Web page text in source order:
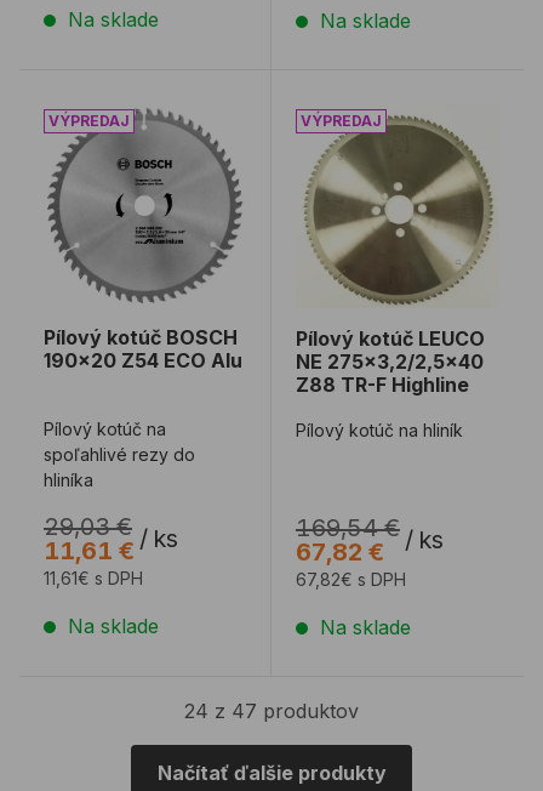
Na sklade Na sklade
Pílový kotúč BOSCH 190x20 Z54 ECO Alu
Pílový kotúč BOSCH
190x20 Z54 ECO Alu
Pílový kotúč na
spoľahlivé rezy do
hliníka
29,03 €
11,61 € / ks
11,61€ s DPH
Na sklade
Pílový kotúč LEUCO NE
Pílový kotúč LEUCO
NE 275x3,2/2,5x40
Z88 TR-F Highline
Pílový kotúč na hliník
169,54 €
67,82 €
/ ks
67,82€ s DPH
Na sklade
24 z 47 produktov
Načítať ďalšie produkty